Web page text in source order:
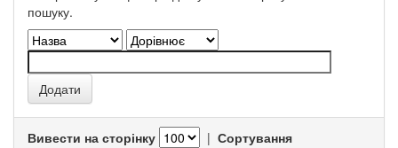
пошуку.
Вивести на сторінку | Сортування